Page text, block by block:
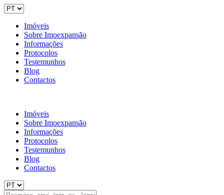
Imóveis
Sobre Imoexpansão
Informações
Protocolos
Testemunhos
Blog
Contactos
Imóveis
Sobre Imoexpansão
Informações
Protocolos
Testemunhos
Blog
Contactos